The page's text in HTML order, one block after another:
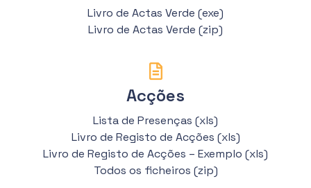
Livro de Actas Verde (exe)
Livro de Actas Verde (zip)
Acções
Lista de Presenças (xls)
Livro de Registo de Acções (xls)
Livro de Registo de Acções – Exemplo (xls)
Todos os ficheiros (zip)